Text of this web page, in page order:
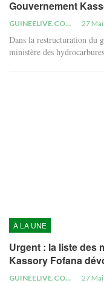
Gouvernement
GUINEELIVE.COM 27
Dans la restructuration du
ministère des
À LA UNE
Urgent : la liste des
Kassory Fofana
GUINEELIVE.COM 27